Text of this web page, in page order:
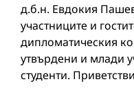
д.б.н. Евдокия
участниците и
дипломатическия
утвърдени и млади
студенти.